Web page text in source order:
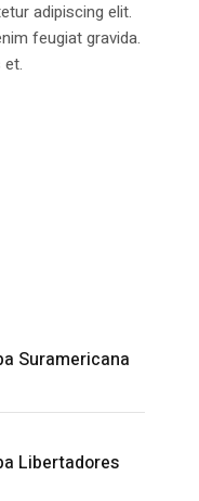
adipiscing elit.
feugiat gravida.
Suramericana
Libertadores